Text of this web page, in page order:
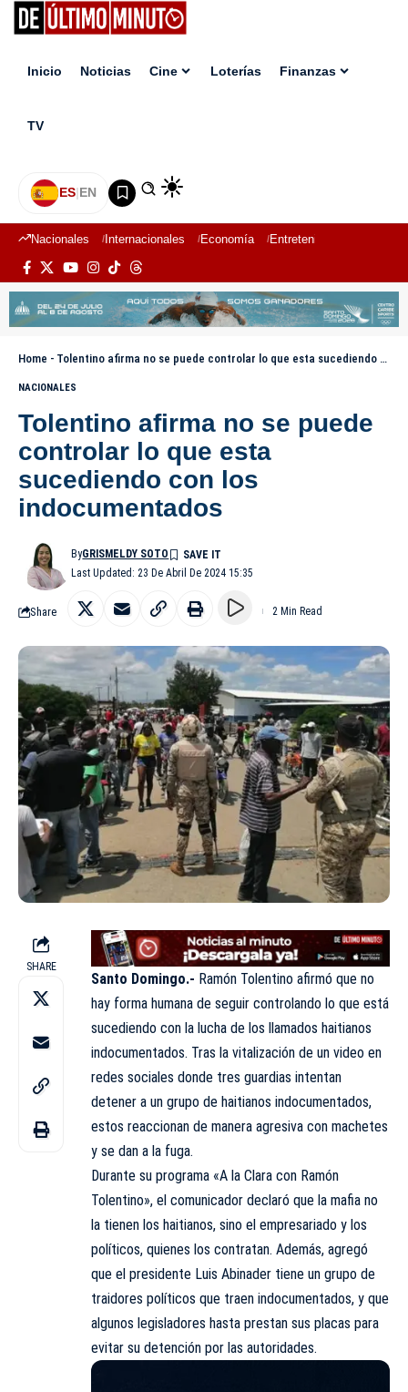
Inicio Noticias Cine Loterías Finanzas
TV
ES|EN
Nacionales Internacionales Economía Entretenimiento
Home - Tolentino afirma no se puede controlar lo que esta sucediendo con los indocumentados
NACIONALES
Tolentino afirma no se puede
controlar lo que esta
sucediendo con los
indocumentados
Last Updated: 23 De Abril De 2024 15:35
ByGRISMELDY SOTO
Share 2 Min Read
SHARE
Santo Domingo.- Ramón Tolentino afirmó que no
hay forma humana de seguir controlando lo que está
sucediendo con la lucha de los llamados haitianos
indocumentados. Tras la vitalización de un video en
redes sociales donde tres guardias intentan
detener a un grupo de haitianos indocumentados,
estos reaccionan de manera agresiva con machetes
y se dan a la fuga.
Durante su programa «A la Clara con Ramón
Tolentino», el comunicador declaró que la mafia no
la tienen los haitianos, sino el empresariado y los
políticos, quienes los contratan. Además, agregó
que el presidente Luis Abinader tiene un grupo de
traidores políticos que traen indocumentados, y que
algunos legisladores hasta prestan sus placas para
evitar su detención por las autoridades.